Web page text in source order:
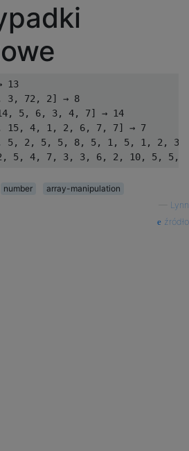
13
3, 72, 2] → 8
5, 6, 3, 4, 7] → 14
15, 4, 1, 2, 6, 7, 7] → 7
5, 2, 5, 5, 8, 5, 1, 5, 1, 2, 3]
number
array-manipulation
Lynn
źródło